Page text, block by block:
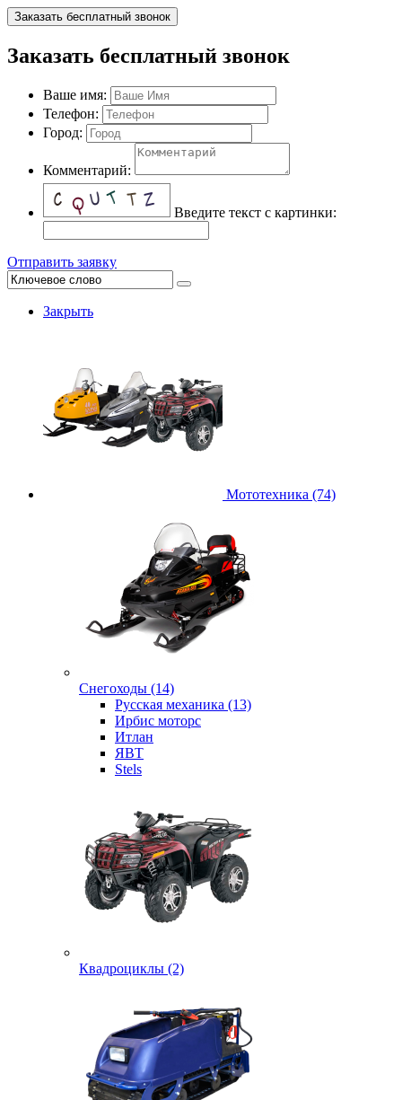
Заказать бесплатный звонок
Заказать бесплатный звонок
Ваше имя:
Телефон:
Город:
Комментарий:
Введите текст с картинки:
Отправить заявку
Закрыть
Мототехника (74)
Снегоходы (14)
Русская механика (13)
Ирбис моторс
Итлан
ЯВТ
Stels
Квадроциклы (2)